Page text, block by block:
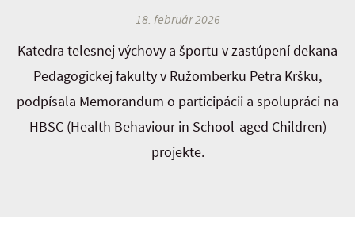
18. február 2026
Katedra telesnej výchovy a športu v zastúpení dekana
Pedagogickej fakulty v Ružomberku Petra Kršku,
podpísala Memorandum o participácii a spolupráci na
HBSC (Health Behaviour in School-aged Children)
projekte.